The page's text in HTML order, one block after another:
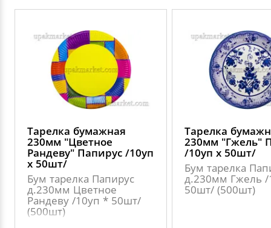
Тарелка бумажная
230мм "Цветное
Рандеву" Папирус /10уп
х 50шт/
Бум тарелка Папирус
д.230мм Цветное
Рандеву /10уп * 50шт/
(500шт)
Тарелка
230мм "Гжель"
/10уп х 50шт/
Бум тарелка
д.230мм Гжель /
50шт/ (500шт)